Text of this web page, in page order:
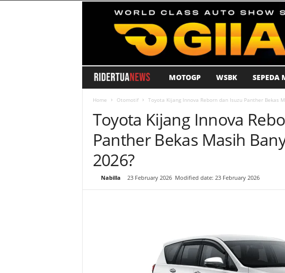
i
d
e
T
MOTOGP WSBK SEPEDA
Home Otomotif Toyota Kijang Innova Reborn dan Isuzu Panther Bekas
Toyota Kijang Innova
Panther Bekas Masih
2026?
Nabilla 23 February 2026 Modified date: 23 February 2026